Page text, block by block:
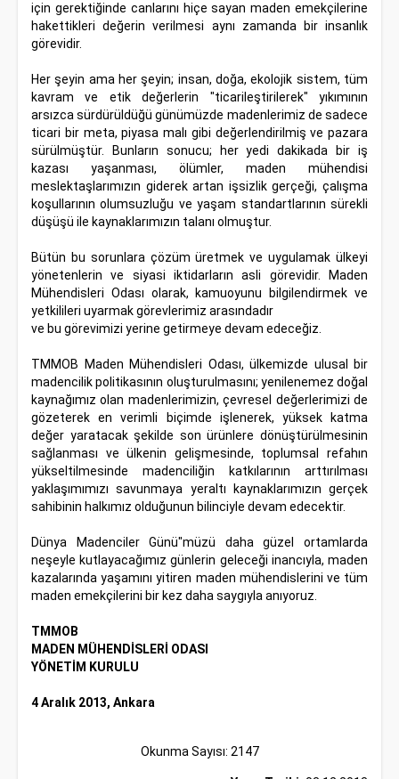
için gerektiğinde canlarını hiçe sayan maden emekçilerine
hakettikleri değerin verilmesi aynı zamanda bir insanlık
görevidir.
Her şeyin ama her şeyin; insan, doğa, ekolojik sistem, tüm
kavram ve etik değerlerin "ticarileştirilerek" yıkımının
arsızca sürdürüldüğü günümüzde madenlerimiz de sadece
ticari bir meta, piyasa malı gibi değerlendirilmiş ve pazara
sürülmüştür. Bunların sonucu; her yedi dakikada bir iş
kazası yaşanması, ölümler, maden mühendisi
meslektaşlarımızın giderek artan işsizlik gerçeği, çalışma
koşullarının olumsuzluğu ve yaşam standartlarının sürekli
düşüşü ile kaynaklarımızın talanı olmuştur.
Bütün bu sorunlara çözüm üretmek ve uygulamak ülkeyi
yönetenlerin ve siyasi iktidarların asli görevidir. Maden
Mühendisleri Odası olarak, kamuoyunu bilgilendirmek ve
yetkilileri uyarmak görevlerimiz arasındadır
ve bu görevimizi yerine getirmeye devam edeceğiz.
TMMOB Maden Mühendisleri Odası, ülkemizde ulusal bir
madencilik politikasının oluşturulmasını; yenilenemez doğal
kaynağımız olan madenlerimizin, çevresel değerlerimizi de
gözeterek en verimli biçimde işlenerek, yüksek katma
değer yaratacak şekilde son ürünlere dönüştürülmesinin
sağlanması ve ülkenin gelişmesinde, toplumsal refahın
yükseltilmesinde madenciliğin katkılarının arttırılması
yaklaşımımızı savunmaya yeraltı kaynaklarımızın gerçek
sahibinin halkımız olduğunun bilinciyle devam edecektir.
Dünya Madenciler Günü"müzü daha güzel ortamlarda
neşeyle kutlayacağımız günlerin geleceği inancıyla, maden
kazalarında yaşamını yitiren maden mühendislerini ve tüm
maden emekçilerini bir kez daha saygıyla anıyoruz.
TMMOB
MADEN MÜHENDİSLERİ ODASI
YÖNETİM KURULU
4 Aralık 2013, Ankara
Okunma Sayısı: 2147